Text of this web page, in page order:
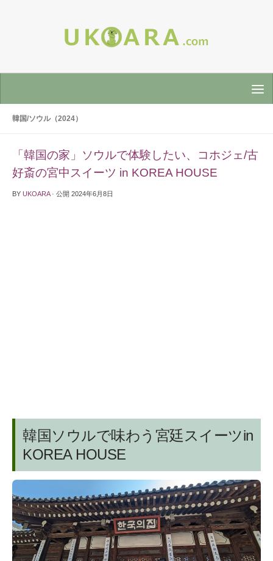
韓国/ソウル（2024）
「韓国の家」ソウルで体験したい、コホジェ/古
好斎の宮中スイーツ in KOREA HOUSE
BY UKOARA · 公開 2024年6月8日
韓国ソウルで味わう宮廷スイーツin
KOREA HOUSE